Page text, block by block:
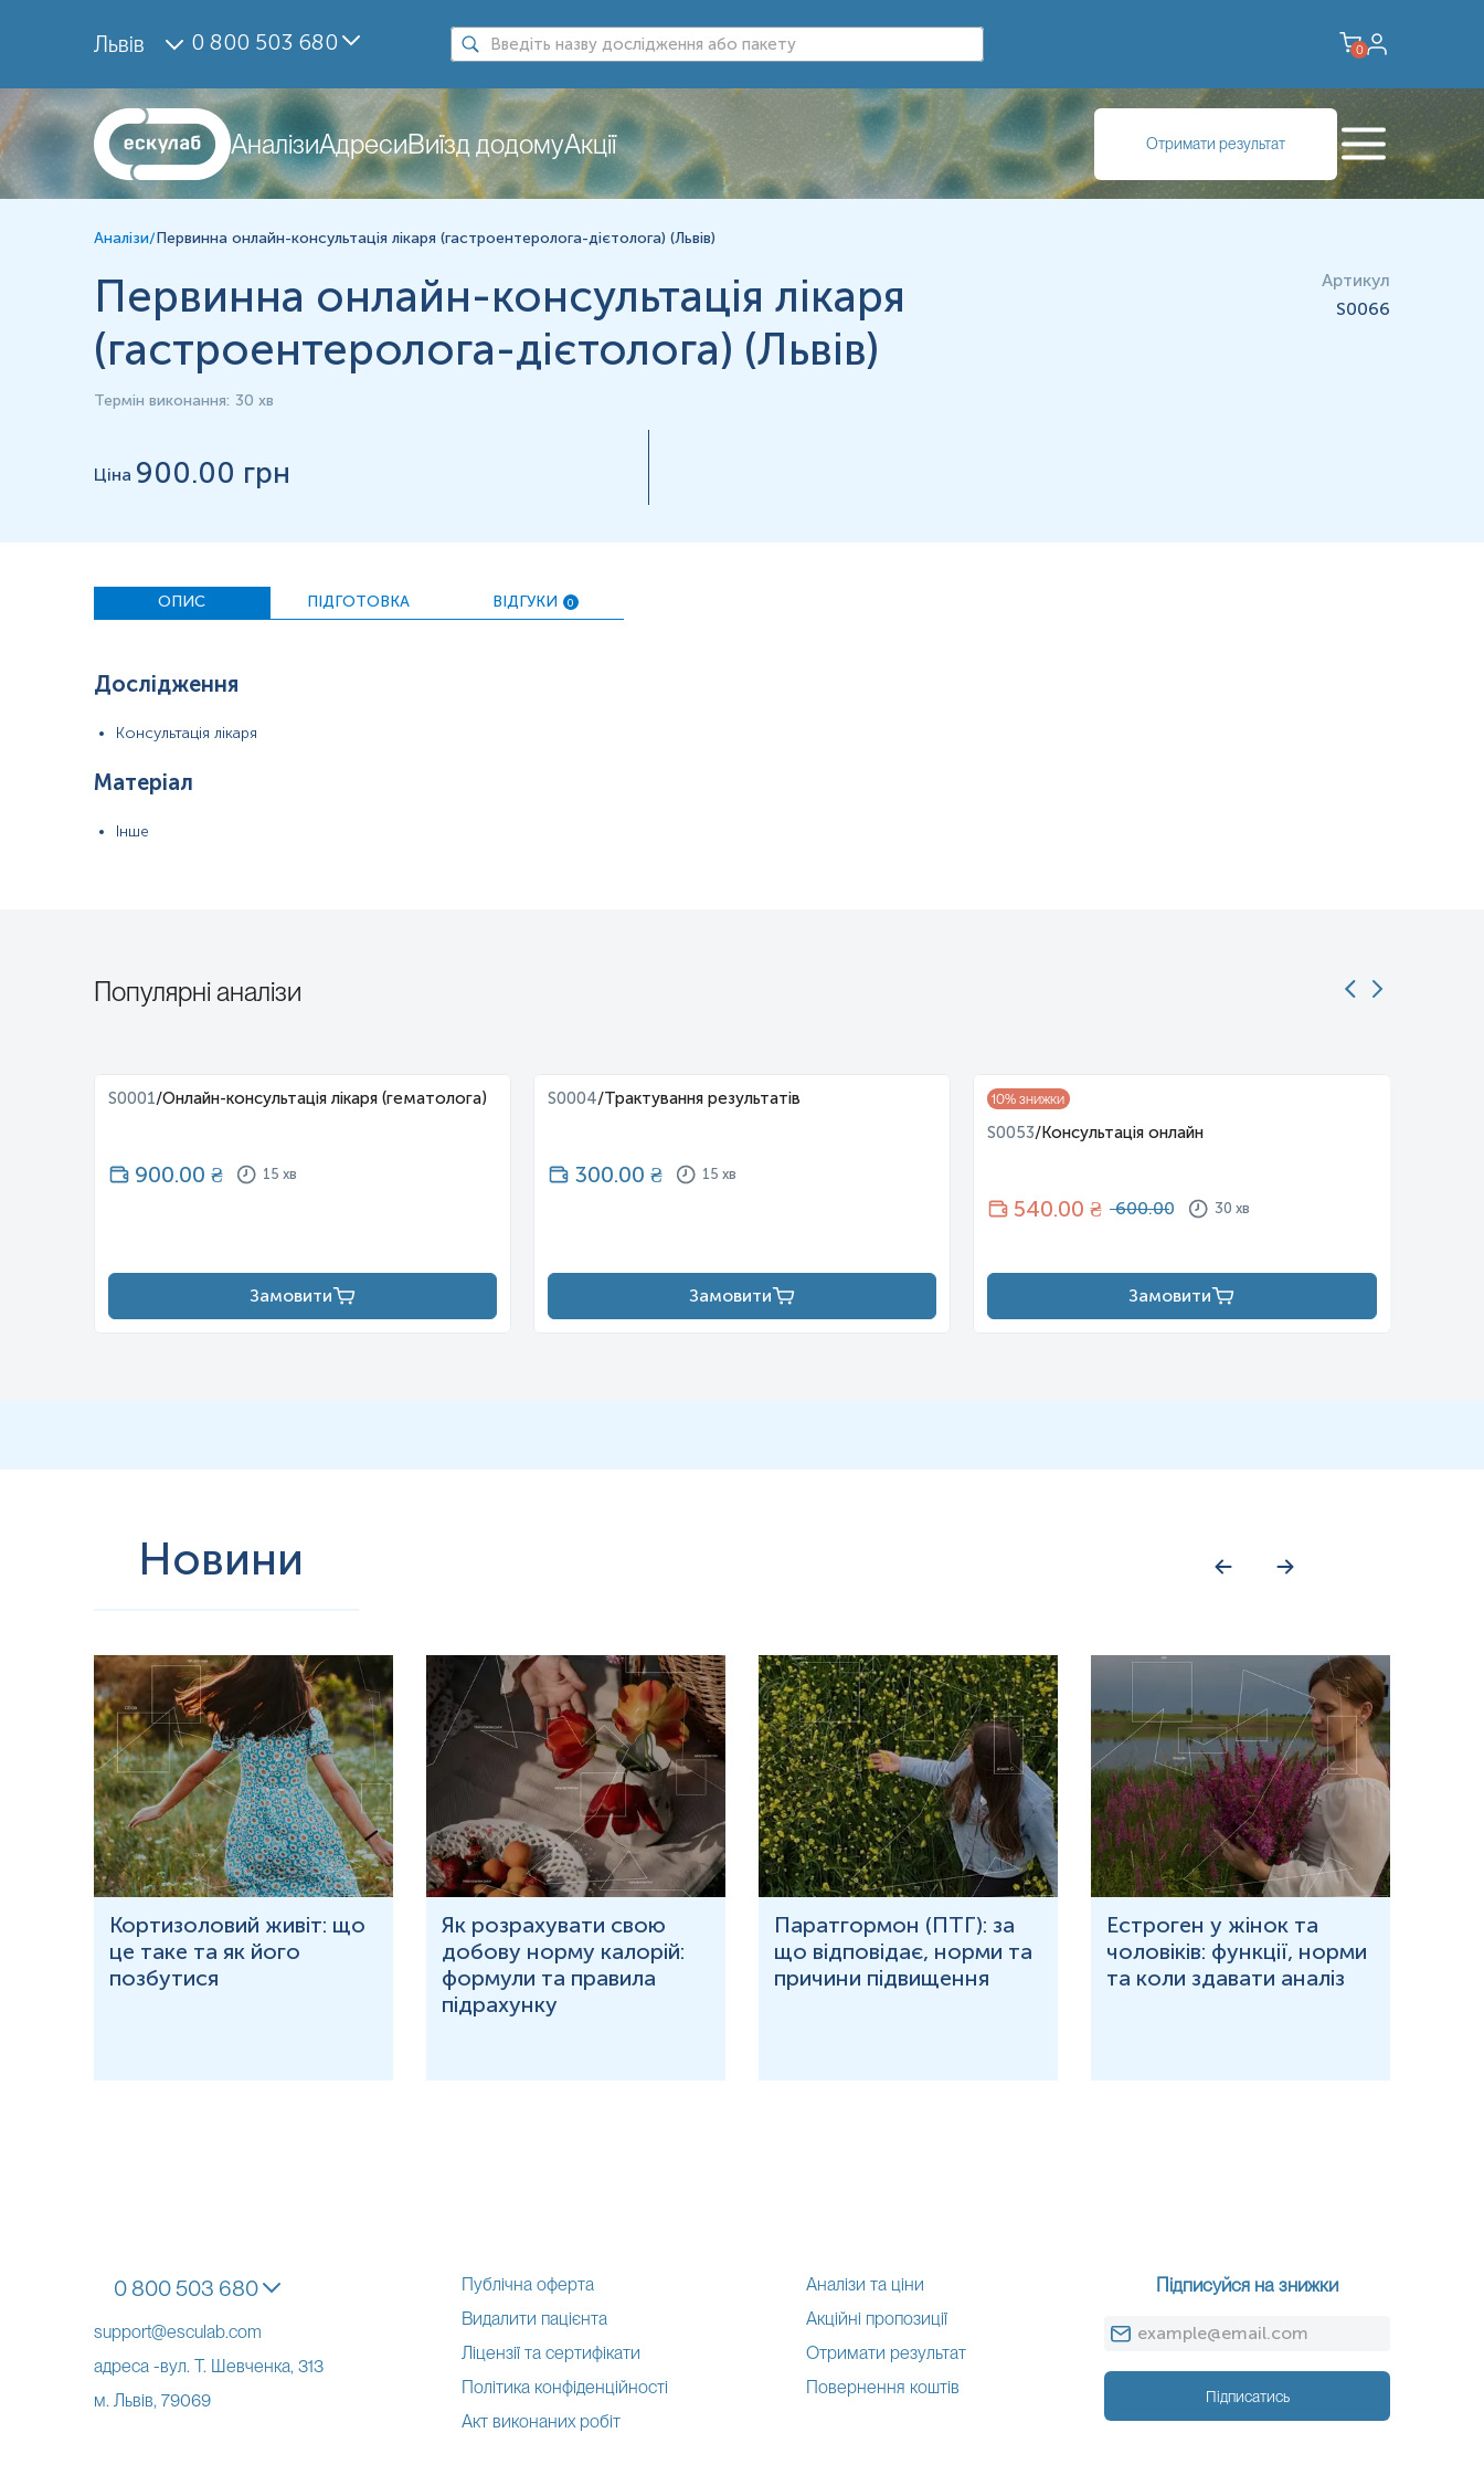
Львів 0 800 503 680 0
АналізиАдресиВиїзд додомуАкції Отримати результат
Консультація лікаря
Матеріал
Інше
*Одиниці вимірювання, референтні значення та діапазон вимірювань можуть змінюватися у відповідності до зміни тест-систем.
Аналізи/Первинна онлайн-консультація лікаря (гастроентеролога-дієтолога) (Львів)
Первинна онлайн-консультація лікаря
(гастроентеролога-дієтолога) (Львів)
Артикул
S0066
Термін виконання: 30 хв
Ціна 900.00 грн
ОПИС ПІДГОТОВКА ВІДГУКИ 0
Дослідження
Консультація лікаря
Матеріал
Інше
Популярні аналізи
S0001/Онлайн-консультація лікаря (гематолога)
900.00 ₴ 15 хв
Замовити
S0004/Трактування результатів
300.00 ₴ 15 хв
Замовити
10% знижки
S0053/Консультація онлайн
540.00 ₴ 600.00 30 хв
Замовити
Новини
Кортизоловий живіт: що
це таке та як його
позбутися
Як розрахувати свою
добову норму калорій:
формули та правила
підрахунку
Паратгормон (ПТГ): за
що відповідає, норми та
причини підвищення
Естроген у жінок та
чоловіків: функції, норми
та коли здавати аналіз
0 800 503 680
support@esculab.com
адреса -вул. Т. Шевченка, 313
м. Львів, 79069
Публічна оферта
Видалити пацієнта
Ліцензії та сертифікати
Політика конфіденційності
Акт виконаних робіт
Аналізи та ціни
Акційні пропозиції
Отримати результат
Повернення коштів
Підписуйся на знижки
Підписатись